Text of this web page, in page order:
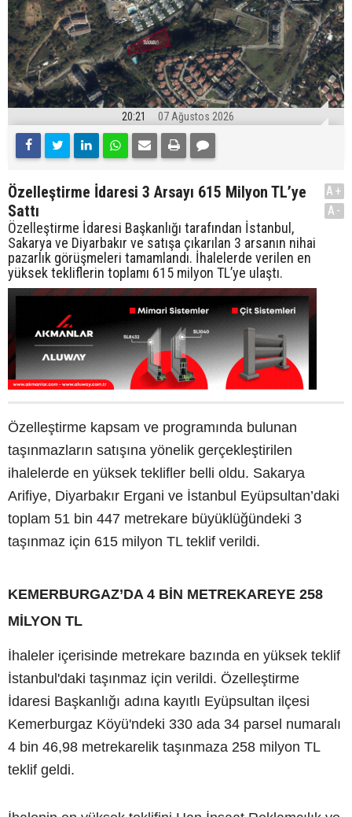
20:21 07 Ağustos 2026
Özelleştirme İdaresi 3 Arsayı 615 Milyon TL’ye
Sattı
Özelleştirme İdaresi Başkanlığı tarafından İstanbul,
Sakarya ve Diyarbakır ve satışa çıkarılan 3 arsanın nihai
pazarlık görüşmeleri tamamlandı. İhalelerde verilen en
yüksek tekliflerin toplamı 615 milyon TL’ye ulaştı.
A+
A-
Özelleştirme kapsam ve programında bulunan
taşınmazların satışına yönelik gerçekleştirilen
ihalelerde en yüksek teklifler belli oldu. Sakarya
Arifiye, Diyarbakır Ergani ve İstanbul Eyüpsultan’daki
toplam 51 bin 447 metrekare büyüklüğündeki 3
taşınmaz için 615 milyon TL teklif verildi.
KEMERBURGAZ’DA 4 BİN METREKAREYE 258
MİLYON TL
İhaleler içerisinde metrekare bazında en yüksek teklif
İstanbul'daki taşınmaz için verildi. Özelleştirme
İdaresi Başkanlığı adına kayıtlı Eyüpsultan ilçesi
Kemerburgaz Köyü'ndeki 330 ada 34 parsel numaralı
4 bin 46,98 metrekarelik taşınmaza 258 milyon TL
teklif geldi.